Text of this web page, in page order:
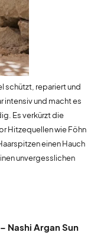
schützt, repariert und
intensiv und macht es
Es verkürzt die
Hitzequellen wie Föhn
einen Hauch
unvergesslichen
Sun